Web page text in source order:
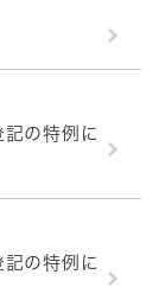
の特例に
の特例に